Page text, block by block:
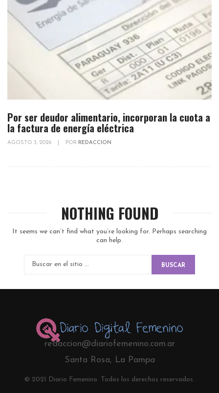
Por ser deudor alimentario, incorporan la cuota a
la factura de energía eléctrica
AGOSTO 3, 2026 POR REDACCION
NOTHING FOUND
It seems we can’t find what you’re looking for. Perhaps searching
can help.
BUSCAR
redaccion@diariofemenino.com.ar
Santa Rosa, La Pampa
© 2021 Diario Femenino. Todos los derechos reservados.